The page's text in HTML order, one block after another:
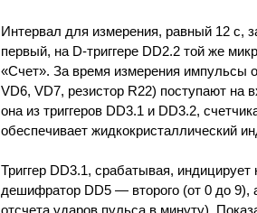
Интервал для измерения, равный 12 с,
первый, на D-триггере DD2.2 той же
«Счет». За время измерения импульсы
VD6, VD7, резистор R22) поступают
она из триггеров DD3.1 и DD3.2,
обеспечивает жидкокристаллический
Триггер DD3.1, срабатывая,
дешифратор DD5 — второго (от 0 до 9),